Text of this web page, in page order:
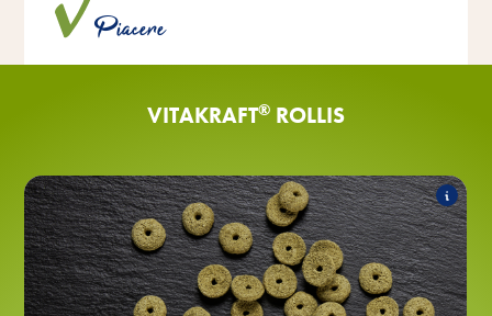
Piacere
senza l'aggiunta di zuccheri, aromi e conservanti
VITAKRAFT® ROLLIS
GRÜN Rollis
®
L'assortimento comprende i seguenti prodotti: